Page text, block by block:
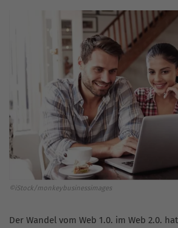
©iStock/monkeybusinessimages
Der Wandel vom Web 1.0. im Web 2.0.